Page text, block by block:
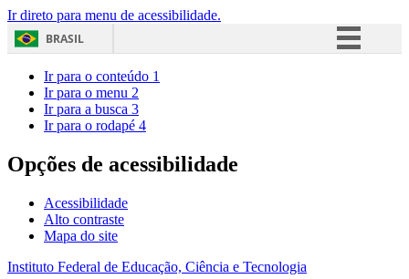
Ir direto para menu de acessibilidade.
BRASIL
Acesso à informação
Ir para o conteúdo 1
Ir para o menu 2
Ir para a busca 3
Ir para o rodapé 4
Opções de acessibilidade
Acessibilidade
Alto contraste
Mapa do site
Instituto Federal de Educação, Ciência e Tecnologia